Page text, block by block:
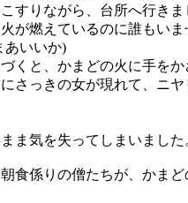
すりながら、台所へ行きま
が燃えているのに誰もいま
あいいか)
くと、かまどの火に手をか
さっきの女が現れて、ニヤ
ま気を失ってしまいました
食係りの僧たちが、かま